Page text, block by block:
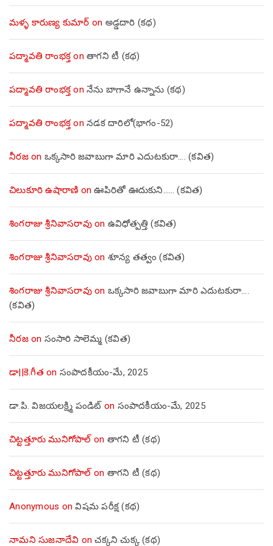
మళ్ళ కారుణ్య కుమార్ on అడ్డదారి (కథ)
పద్మావతి రాంభక్తon తాగని టీ (కథ)
పద్మావతి రాంభక్తon నేను బాగానే ఉన్నాను (క‌థ‌)
పద్మావతి రాంభక్తon నడక దారిలో(భాగం-52)
నీరజon ఒక్కసారి జవాబుగా మారి ఎదుటకురా…. (కవిత)
చిలుకూరి ఉషారాణి onఊపిరితో ఊదుకుని…… (కవిత)
శింగరాజు శ్రీనివాసరావుon ఉవిధోత్పత్తి (కవిత)
శింగరాజు శ్రీనివాసరావుon శూన్య తత్వం (కవిత)
శింగరాజు శ్రీనివాసరావుon ఒక్కసారి జవాబుగా మారి ఎదుటకురా….
(కవిత)
నీరజon సంసారి సాలెమ్మ (కవిత)
డా||కె.గీత on సంపాదకీయం-మే, 2025
డా.పి. విజయలక్ష్మి పండిట్ on సంపాదకీయం-మే, 2025
చిట్టత్తూరు మునిగోపాల్on తాగని టీ (కథ)
చిట్టత్తూరు మునిగోపాల్on తాగని టీ (కథ)
Anonymous onవిషమ పరీక్ష (క‌థ‌)
నామని సుజనాదేవి onచక్కని చుక్క (కథ)